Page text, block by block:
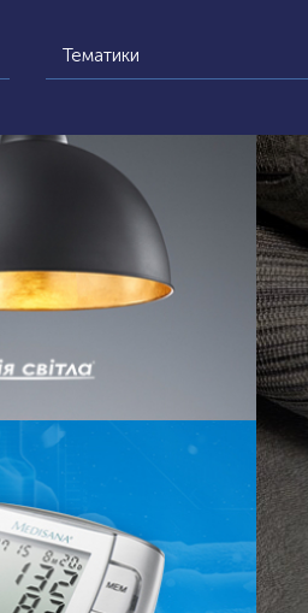
Тематики